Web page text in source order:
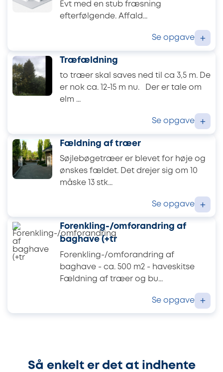
Evt med en stub fræsning
efterfølgende. Affald...
Se opgave +
Træfældning
to træer skal saves ned til ca 3,5 m. De
er nok ca. 12-15 m nu. Der er tale om
elm ...
Se opgave +
Fældning af træer
Søjlebøgetræer er blevet for høje og
ønskes fældet. Det drejer sig om 10
måske 13 stk...
Se opgave +
Forenkling-/omforandring af
baghave (+tr
Forenkling-/omforandring af
baghave - ca. 500 m2 - haveskitse
Fældning af træer og bu...
Se opgave +
Så enkelt er det at indhente